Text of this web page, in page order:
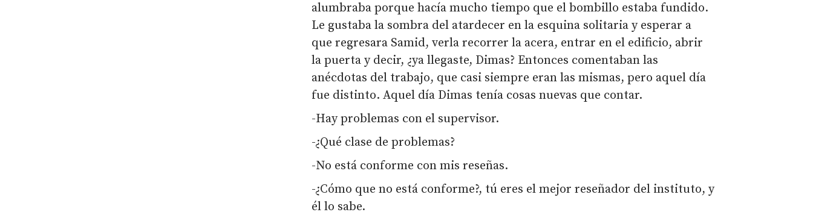
alumbraba porque hacía mucho tiempo que el bombillo estaba fundido.
Le gustaba la sombra del atardecer en la esquina solitaria y esperar a
que regresara Samid, verla recorrer la acera, entrar en el edificio, abrir
la puerta y decir, ¿ya llegaste, Dimas? Entonces comentaban las
anécdotas del trabajo, que casi siempre eran las mismas, pero aquel día
fue distinto. Aquel día Dimas tenía cosas nuevas que contar.
-Hay problemas con el supervisor.
-¿Qué clase de problemas?
-No está conforme con mis reseñas.
-¿Cómo que no está conforme?, tú eres el mejor reseñador del instituto, y
él lo sabe.